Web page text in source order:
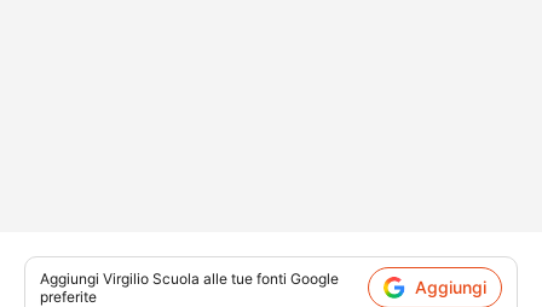
Aggiungi Virgilio Scuola alle tue fonti Google
preferite
Aggiungi